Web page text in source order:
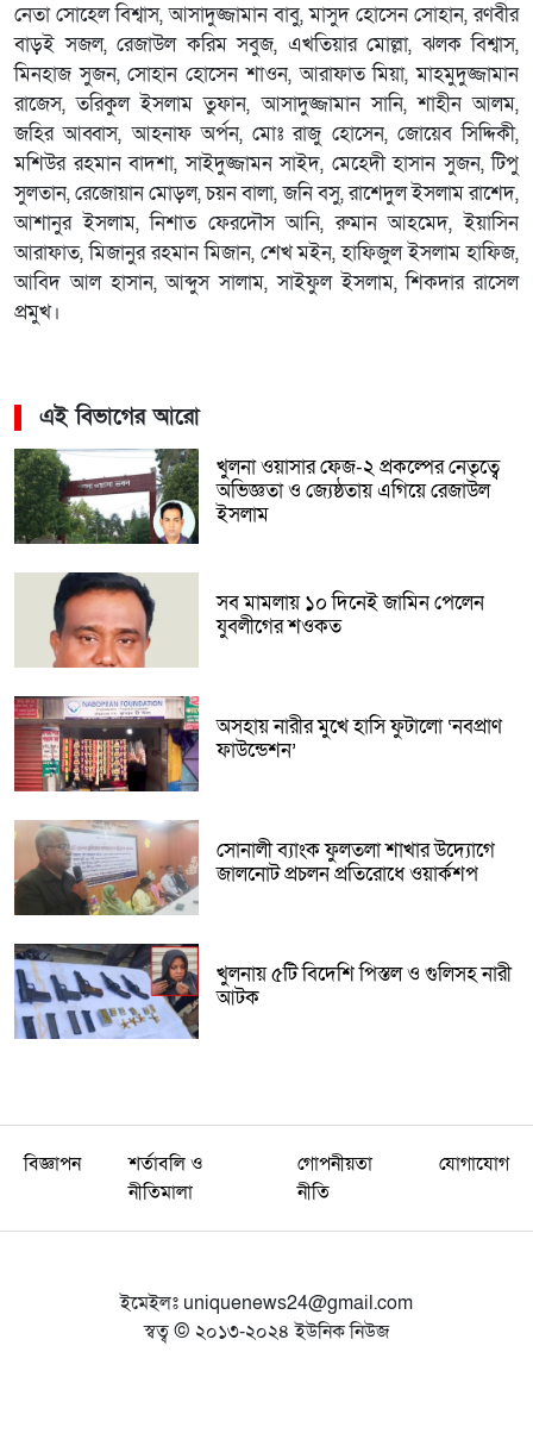
নেতা সোহেল বিশ্বাস, আসাদুজ্জামান বাবু, মাসুদ হোসেন সোহান, রণবীর
বাড়ই সজল, রেজাউল করিম সবুজ, এখতিয়ার মোল্লা, ঝলক বিশ্বাস,
মিনহাজ সুজন, সোহান হোসেন শাওন, আরাফাত মিয়া, মাহমুদুজ্জামান
রাজেস, তরিকুল ইসলাম তুফান, আসাদুজ্জামান সানি, শাহীন আলম,
জহির আব্বাস, আহনাফ অর্পন, মোঃ রাজু হোসেন, জোয়েব সিদ্দিকী,
মশিউর রহমান বাদশা, সাইদুজ্জামন সাইদ, মেহেদী হাসান সুজন, টিপু
সুলতান, রেজোয়ান মোড়ল, চয়ন বালা, জনি বসু, রাশেদুল ইসলাম রাশেদ,
আশানুর ইসলাম, নিশাত ফেরদৌস আনি, রুমান আহমেদ, ইয়াসিন
আরাফাত, মিজানুর রহমান মিজান, শেখ মইন, হাফিজুল ইসলাম হাফিজ,
আবিদ আল হাসান, আব্দুস সালাম, সাইফুল ইসলাম, শিকদার রাসেল
প্রমুখ।
এই বিভাগের আরো
খুলনা ওয়াসার ফেজ-২ প্রকল্পের নেতৃত্বে
অভিজ্ঞতা ও জ্যেষ্ঠতায় এগিয়ে রেজাউল
ইসলাম
সব মামলায় ১০ দিনেই জামিন পেলেন
যুবলীগের শওকত
অসহায় নারীর মুখে হাসি ফুটালো ‘নবপ্রাণ
ফাউন্ডেশন’
সোনালী ব্যাংক ফুলতলা শাখার উদ্যোগে
জালনোট প্রচলন প্রতিরোধে ওয়ার্কশপ
খুলনায় ৫টি বিদেশি পিস্তল ও গুলিসহ নারী
আটক
বিজ্ঞাপন
শর্তাবলি ও
নীতিমালা
গোপনীয়তা
নীতি
যোগাযোগ
ইমেইলঃ uniquenews24@gmail.com
স্বত্ব © ২০১৩-২০২৪ ইউনিক নিউজ